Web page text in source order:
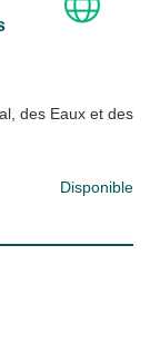
des Eaux et des
Disponible